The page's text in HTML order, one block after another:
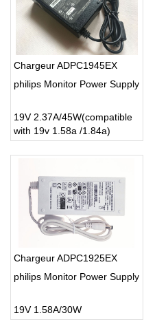
Chargeur ADPC1945EX
philips Monitor Power Supply
19V 2.37A/45W(compatible
with 19v 1.58a /1.84a)
Chargeur ADPC1925EX
philips Monitor Power Supply
19V 1.58A/30W